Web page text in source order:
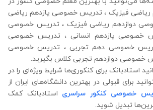
فیزیک ، تدریس خصوصی یازدهم ریاضی
دوازدهم ریاضی فیزیک ، تدریس خصوصی
خصوصی یازدهم انسانی ، تدریس خصوصی
تدریس خصوصی دهم تجربی ، تدریس خصوصی
خصوصی دوازدهم تجربی کلاس بگیرید.
استادبانک برای کنکوری‌ها شرایط ویژه‌ای را در
برای قبولی در بهترین دانشگاه‌های ایران از
خصوصی کنکور سراسری استادبانک کمک
تبدیل شوید.